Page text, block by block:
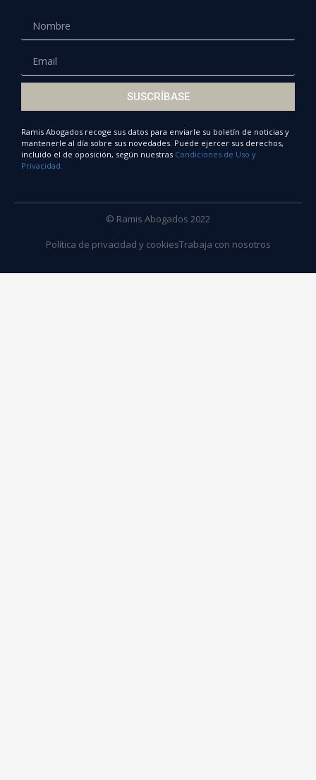
SUSCRÍBASE
Ramis Abogados recoge sus datos para enviarle su boletín de noticias y
mantenerle al día sobre sus novedades. Puede ejercer sus derechos,
incluido el de oposición, según nuestras Condiciones de Uso y
Privacidad.
© Ramis Abogados 2022
Política de privacidad y cookiesTrabaja con nosotros